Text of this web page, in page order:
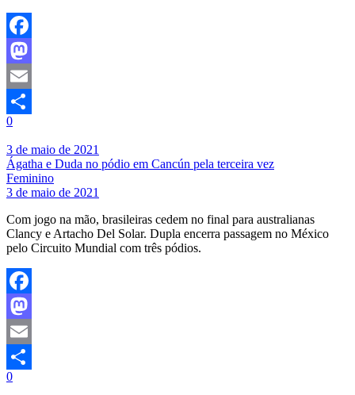
Facebook
Mastodon
Email
Share
0
3 de maio de 2021
Ágatha e Duda no pódio em Cancún pela terceira vez
Feminino
3 de maio de 2021
Com jogo na mão, brasileiras cedem no final para australianas
Clancy e Artacho Del Solar. Dupla encerra passagem no México
pelo Circuito Mundial com três pódios.
Facebook
Mastodon
Email
Share
0